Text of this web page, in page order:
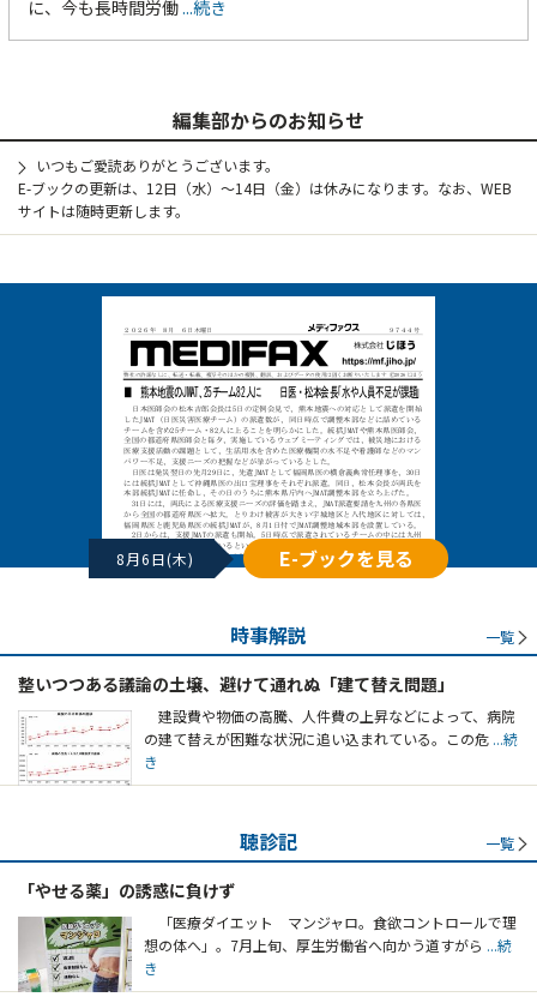
に、今も長時間労働...続き
編集部からのお知らせ
いつもご愛読ありがとうございます。
E-ブックの更新は、12日（水）～14日（金）は休みになります。なお、WEB
サイトは随時更新します。
8月6日(木) E-ブックを見る
時事解説 一覧
整いつつある議論の土壌、避けて通れぬ「建て替え問題」
建設費や物価の高騰、人件費の上昇などによって、病院
の建て替えが困難な状況に追い込まれている。この危 ...続
き
聴診記 一覧
「やせる薬」の誘惑に負けず
「医療ダイエット マンジャロ。食欲コントロールで理
想の体へ」。7月上旬、厚生労働省へ向かう道すがら ...続
き